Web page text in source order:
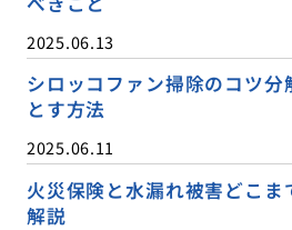
2025.06.13
シロッコファン掃除のコツ
とす方法
2025.06.11
火災保険と水漏れ被害どこ
解説